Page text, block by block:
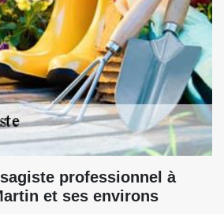
professionnel à
et ses environs